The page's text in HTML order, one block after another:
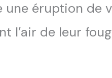
éruption de
l’air de leur